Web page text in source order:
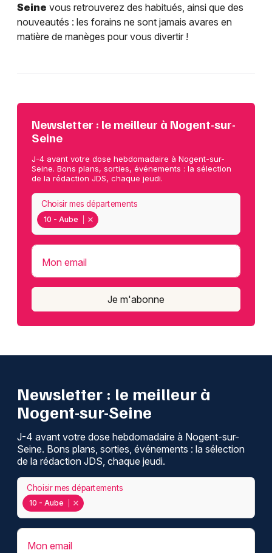
Seine vous retrouverez des habitués, ainsi que des
nouveautés : les forains ne sont jamais avares en
matière de manèges pour vous divertir !
Newsletter : le meilleur à Nogent-sur-
Seine
J-4 avant votre dose hebdomadaire à Nogent-sur-
Seine. Bons plans, sorties, événements : la sélection
de la rédaction JDS, chaque jeudi.
10 - Aube
Choisir mes départements
Mon email
Je m'abonne
Newsletter : le meilleur à
Nogent-sur-Seine
J-4 avant votre dose hebdomadaire à Nogent-sur-
Seine. Bons plans, sorties, événements : la sélection
de la rédaction JDS, chaque jeudi.
10 - Aube
Choisir mes départements
Mon email